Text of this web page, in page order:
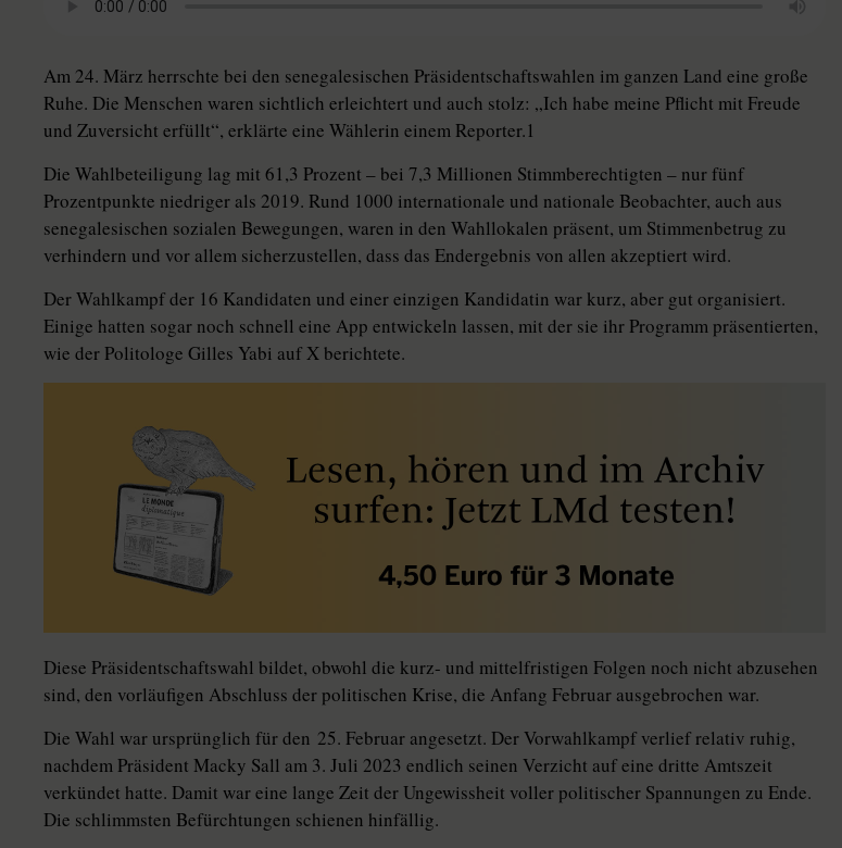
Am 24. März herrschte bei den senegalesischen Präsidentschaftswahlen im ganzen Land eine große
Ruhe. Die Menschen waren sichtlich erleichtert und auch stolz: „Ich habe meine Pflicht mit Freude
und Zuversicht erfüllt“, erklärte eine Wählerin einem Reporter.1
Die Wahlbeteiligung lag mit 61,3 Prozent – bei 7,3 Millionen Stimmberechtigten – nur fünf
Prozentpunkte niedriger als 2019. Rund 1000 internationale und nationale Beobachter, auch aus
senegalesischen sozialen Bewegungen, waren in den Wahllokalen präsent, um Stimmenbetrug zu
verhindern und vor allem sicherzustellen, dass das Endergebnis von allen akzeptiert wird.
Der Wahlkampf der 16 Kandidaten und einer einzigen Kandidatin war kurz, aber gut organisiert.
Einige hatten sogar noch schnell eine App entwickeln lassen, mit der sie ihr Programm präsentierten,
wie der Politologe Gilles Yabi auf X berichtete.
Diese Präsidentschaftswahl bildet, obwohl die kurz- und mittelfristigen Folgen noch nicht abzusehen
sind, den vorläufigen Abschluss der politischen Krise, die Anfang Februar ausgebrochen war.
Die Wahl war ursprünglich für den 25. Februar angesetzt. Der Vorwahlkampf verlief relativ ruhig,
nachdem Präsident Macky Sall am 3. Juli 2023 endlich seinen Verzicht auf eine dritte Amtszeit
verkündet hatte. Damit war eine lange Zeit der Ungewissheit voller politischer Spannungen zu Ende.
Die schlimmsten Befürchtungen schienen hinfällig.